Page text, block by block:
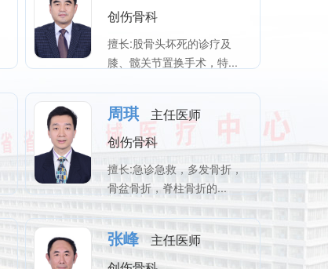
创伤骨科
擅长:股骨头坏死的诊疗及
膝、髋关节置换手术，特...
周琪
主任医师
创伤骨科
擅长:急诊急救，多发骨折，
骨盆骨折，脊柱骨折的...
张峰
主任医师